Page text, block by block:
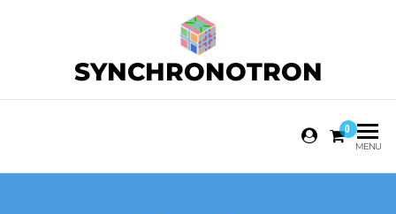
SYNCHRONOTRON
0
MENU